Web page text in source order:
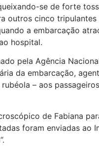
se de forte
outros cinco
a embarcação
hospital.
pela Agência
da embarcação,
– aos
de Fabiana
foram enviadas ao